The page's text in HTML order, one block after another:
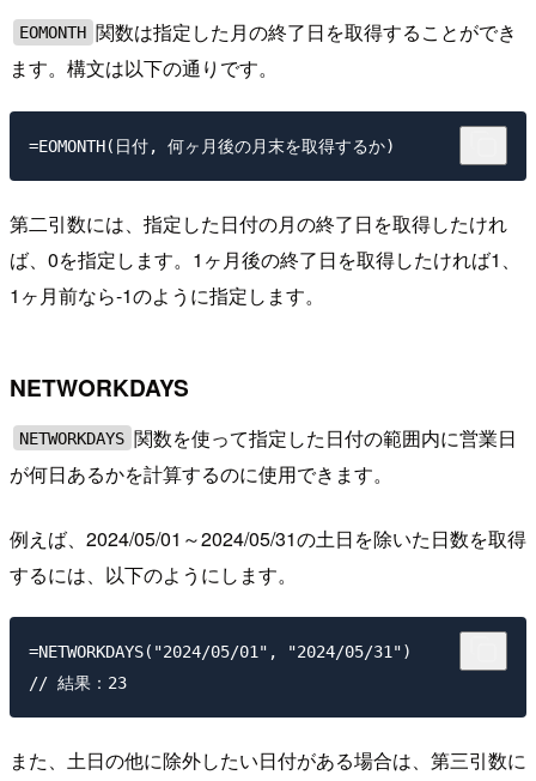
EOMONTH 関数は指定した月の終了日を取得することができ
ます。構文は以下の通りです。
第二引数には、指定した日付の月の終了日を取得したけれ
ば、0を指定します。1ヶ月後の終了日を取得したければ1、
1ヶ月前なら-1のように指定します。
NETWORKDAYS
NETWORKDAYS 関数を使って指定した日付の範囲内に営業日
が何日あるかを計算するのに使用できます。
例えば、2024/05/01～2024/05/31の土日を除いた日数を取得
するには、以下のようにします。
=NETWORKDAYS("2024/05/01", "2024/05/31")
また、土日の他に除外したい日付がある場合は、第三引数に